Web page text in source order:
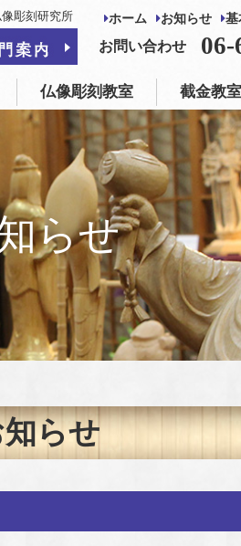
彫刻研究所 ホーム お知らせ 基
お問い合わせ 06-
仏像彫刻教室 截金教室
截金教室 仏像制作・修復
らせ
らせ